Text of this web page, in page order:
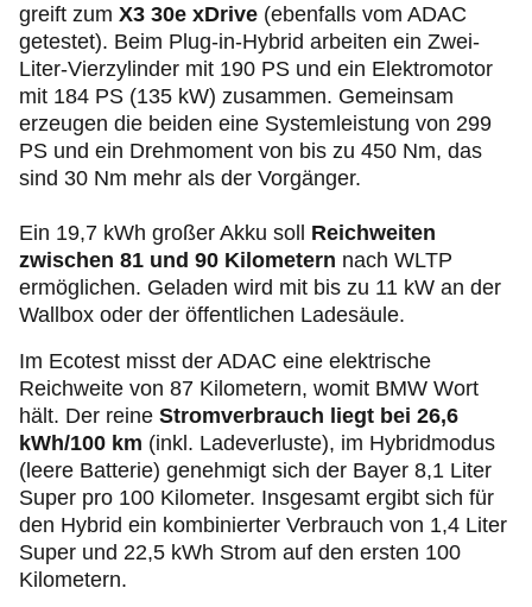
greift zum X3 30e xDrive (ebenfalls vom ADAC
getestet). Beim Plug‑in-Hybrid arbeiten ein Zwei-
Liter-Vierzylinder mit 190 PS und ein Elektromotor
mit 184 PS (135 kW) zusammen. Gemeinsam
erzeugen die beiden eine Systemleistung von 299
PS und ein Drehmoment von bis zu 450 Nm, das
sind 30 Nm mehr als der Vorgänger.
Ein 19,7 kWh großer Akku soll Reichweiten
zwischen 81 und 90 Kilometern nach WLTP
ermöglichen. Geladen wird mit bis zu 11 kW an der
Wallbox oder der öffentlichen Ladesäule.
Im Ecotest misst der ADAC eine elektrische
Reichweite von 87 Kilometern, womit BMW Wort
hält. Der reine Stromverbrauch liegt bei 26,6
kWh/100 km (inkl. Ladeverluste), im Hybridmodus
(leere Batterie) genehmigt sich der Bayer 8,1 Liter
Super pro 100 Kilometer. Insgesamt ergibt sich für
den Hybrid ein kombinierter Verbrauch von 1,4 Liter
Super und 22,5 kWh Strom auf den ersten 100
Kilometern.